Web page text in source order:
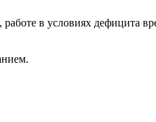
в условиях дефицита